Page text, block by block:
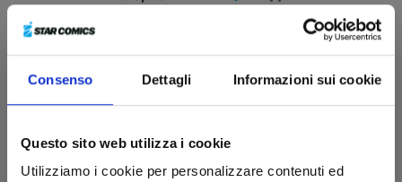
Consenso Dettagli Informazioni sui cookie
Questo sito web utilizza i cookie
Utilizziamo i cookie per personalizzare contenuti ed